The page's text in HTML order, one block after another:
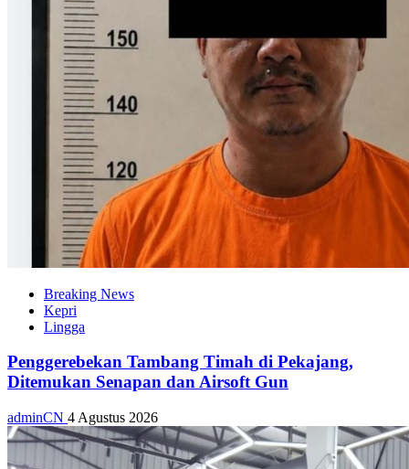
Breaking News
Kepri
Lingga
Penggerebekan Tambang Timah di Pekajang,
Ditemukan Senapan dan Airsoft Gun
adminCN 4 Agustus 2026